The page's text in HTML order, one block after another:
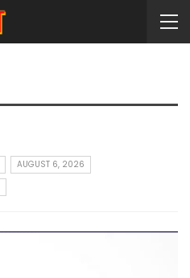
AUGUST 6, 2026